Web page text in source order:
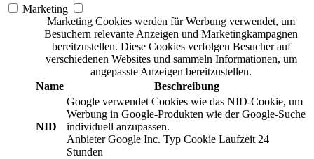
Marketing
Marketing Cookies werden für Werbung verwendet, um
Besuchern relevante Anzeigen und Marketingkampagnen
bereitzustellen. Diese Cookies verfolgen Besucher auf
verschiedenen Websites und sammeln Informationen, um
angepasste Anzeigen bereitzustellen.
Name
Beschreibung
NID
Google verwendet Cookies wie das NID-Cookie, um
Werbung in Google-Produkten wie der Google-Suche
individuell anzupassen.
Anbieter Google Inc. Typ Cookie Laufzeit 24
Stunden